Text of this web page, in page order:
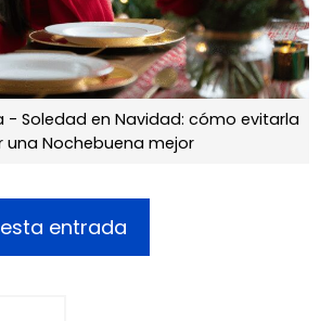
- Soledad en Navidad: cómo evitarla
una Nochebuena mejor
entrada